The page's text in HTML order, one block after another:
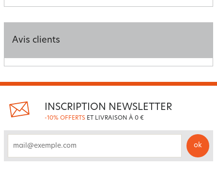
Avis clients
INSCRIPTION NEWSLETTER
-10% OFFERTS ET LIVRAISON À 0 €
email
ok